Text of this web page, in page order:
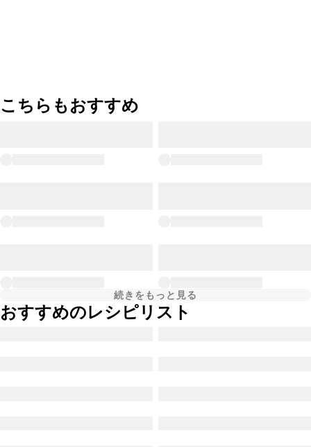
こちらもおすすめ
続きをもっと見る
おすすめのレシピリスト